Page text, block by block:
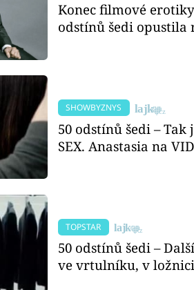
Konec filmové
odstínů šedi opustila
SHOWBYZNYS
50 odstínů šedi –
SEX. Anastasia na
TOPSTAR
50 odstínů šedi –
ve vrtulníku, v